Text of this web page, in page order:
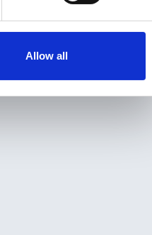
Allow all